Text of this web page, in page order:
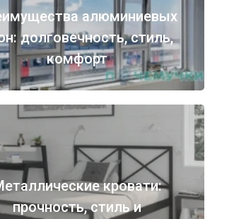
алюминиевых
долговечность, стиль,
комфорт
кровати:
прочность, стиль и